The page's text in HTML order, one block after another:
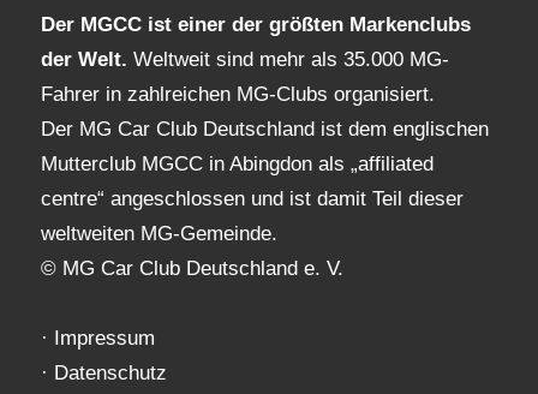
Der MGCC ist einer der größten Markenclubs
der Welt. Weltweit sind mehr als 35.000 MG-
Fahrer in zahlreichen MG-Clubs organisiert.
Der MG Car Club Deutschland ist dem englischen
Mutterclub MGCC in Abingdon als „affiliated
centre“ angeschlossen und ist damit Teil dieser
weltweiten MG-Gemeinde.
© MG Car Club Deutschland e. V.
· Impressum
· Datenschutz